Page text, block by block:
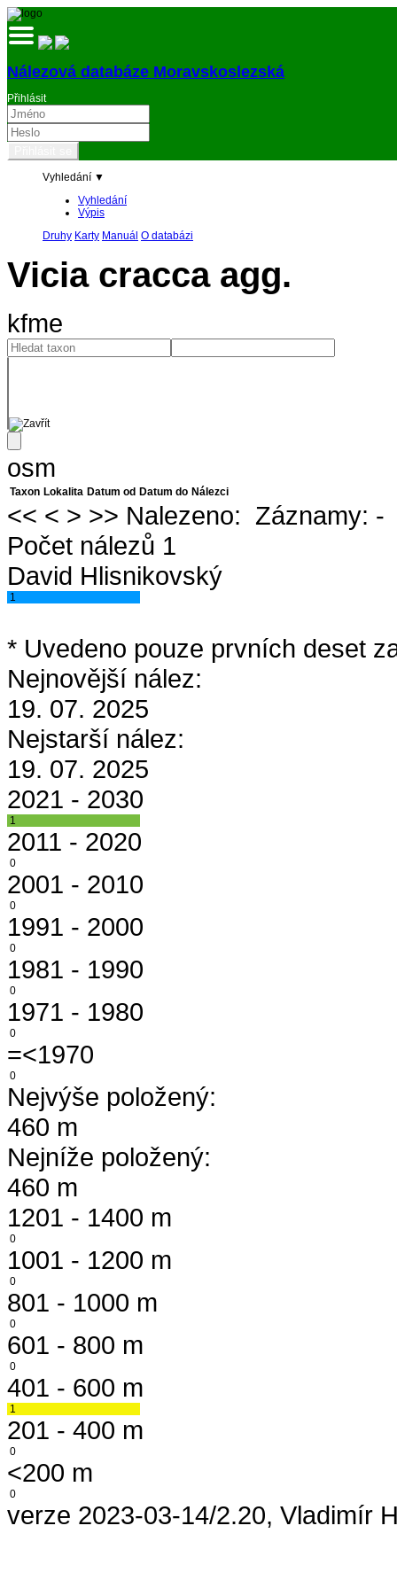
Nálezová databáze Moravskoslezská
Přihlásit
Vyhledání ▼
Vyhledání
Výpis
Druhy Karty Manuál O databázi
Vicia cracca agg.
kfme
osm
Taxon Lokalita Datum od Datum do Nálezci
<< < > >> Nalezeno: Záznamy: -
Počet nálezů 1
David Hlisnikovský
1
* Uvedeno pouze prvních deset
Nejnovější nález:
19. 07. 2025
Nejstarší nález:
19. 07. 2025
2021 - 2030
1
2011 - 2020
0
2001 - 2010
0
1991 - 2000
0
1981 - 1990
0
1971 - 1980
0
=<1970
0
Nejvýše položený:
460 m
Nejníže položený:
460 m
1201 - 1400 m
0
1001 - 1200 m
0
801 - 1000 m
0
601 - 800 m
0
401 - 600 m
1
201 - 400 m
0
<200 m
0
verze 2023-03-14/2.20, Vladimír